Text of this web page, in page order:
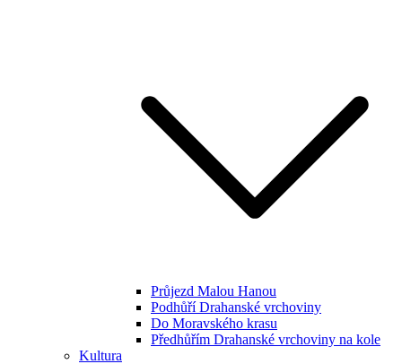
Průjezd Malou Hanou
Podhůří Drahanské vrchoviny
Do Moravského krasu
Předhůřím Drahanské vrchoviny na kole
Kultura